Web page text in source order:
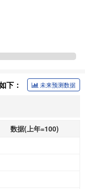
下： 未来预测数据
数据(上年=100)